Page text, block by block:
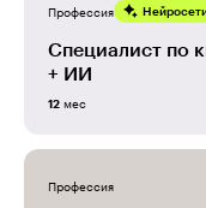
Профессия
Специалист по
+ ИИ
12 мес
Профессия